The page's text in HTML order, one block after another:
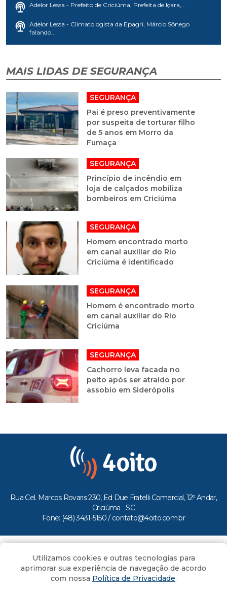
Adelor Lessa - Prefeito de Criciúma, Prefeita de Içara,...
Adelor Lessa - Climatologista da Epagri, Márcio Sônego
falando...
MAIS LIDAS DE SEGURANÇA
SEGURANÇA
Pai é preso preventivamente
por suspeita de torturar filho
de 5 anos em Morro da
Fumaça
SEGURANÇA
Princípio de incêndio em
loja de calçados mobiliza
bombeiros em Criciúma
SEGURANÇA
Homem encontrado morto
em canal auxiliar do Rio
Criciúma é identificado
SEGURANÇA
Homem é encontrado morto
em canal auxiliar do Rio
Criciúma
SEGURANÇA
Cachorro leva facada no
peito após ser atraído por
assobio em Siderópolis
Rua Cel. Marcos Rovaris 230, Ed Due Fratelli Comercial, 12º Andar,
Criciúma - SC
Fone: (48) 3431-5150 / contato@4oito.com.br
Todos os direitos reservados ao Portal 4oito
Utilizamos cookies e outras tecnologias para
aprimorar sua experiência de navegação de acordo
com nossa Política de Privacidade.